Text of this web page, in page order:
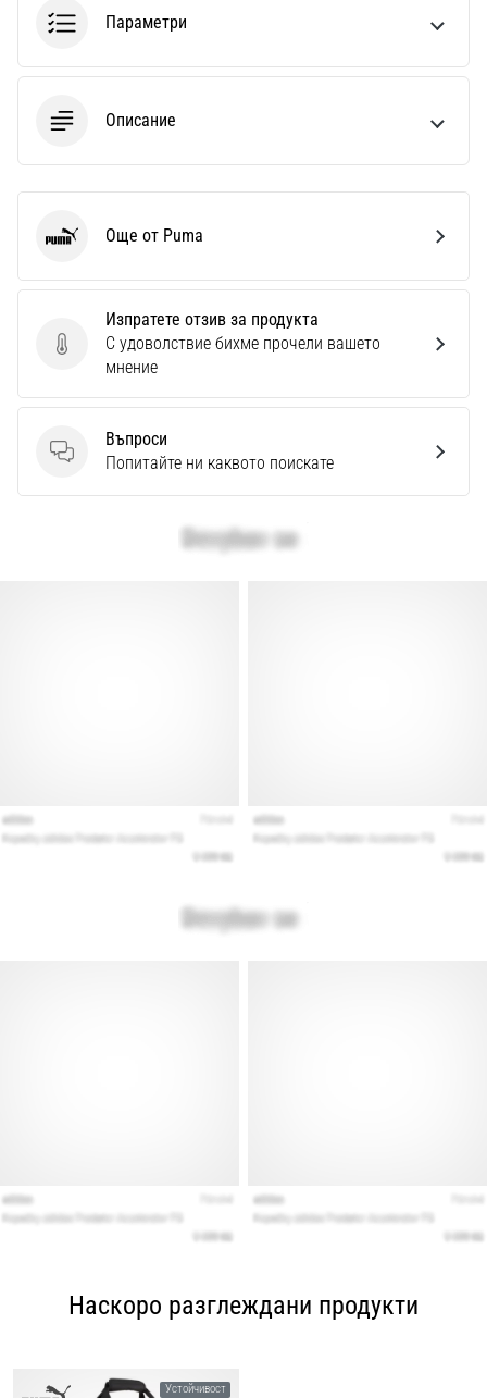
Параметри
Описание
Изпратете отзив за продукта
Изпратете отзив за продукта
С удоволствие бихме прочели вашето
мнение
Въпроси
Въпроси
Попитайте ни каквото поискате
Puma Още от Puma
Наскоро разглеждани продукти
Устойчивост